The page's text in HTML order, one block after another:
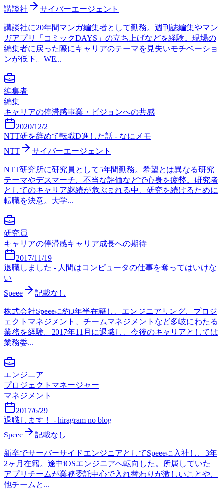
講談社
サイバーエージェント
講談社に20年間マンガ編集者として勤務。週刊誌編集やマン
ガアプリ「コミックDAYS」の立ち上げなどを経験。現場の
編集者に戻った際にキャリアのテーマを見失いモチベーショ
ンが低下。WE...
編集者
編集
キャリアの停滞感事業・ビジョンへの共感
2020/12/2
NTT研を辞めて転職D進した話 - なにメモ
NTT
サイバーエージェント
NTT研究所に研究員として5年間勤務。希望とは異なる研究
テーマやデスマーチ、不当な評価などで心身を疲弊。研究者
としてのキャリア継続が危ぶまれる中、研究を続けるために
転職を決意。大学...
研究員
キャリアの停滞感キャリア成長への期待
2017/11/19
退職しました - 人間はコンピュータの仕事を奪ってはいけな
い
Speee
記載なし
株式会社Speeeに約3年半在籍し、エンジニアリング、プロジ
ェクトマネジメント、チームマネジメントなど多岐にわたる
業務を経験。2017年11月に退職し、今後のキャリアとしては
業務委...
エンジニア
プロジェクトマネージャー
マネジメント
2017/6/29
退職します！ - hiragram no blog
Speee
記載なし
新卒でサーバーサイドエンジニアとしてSpeeeに入社し、3年
2ヶ月在籍。途中iOSエンジニアへ転向した。所属していた
アプリチームが業務委託中心で入れ替わりが激しいことや、
他チームと...